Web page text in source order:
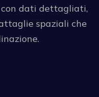
dati dettagliati,
spaziali che